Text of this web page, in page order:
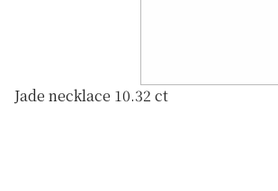
Jade necklace 10.32 ct